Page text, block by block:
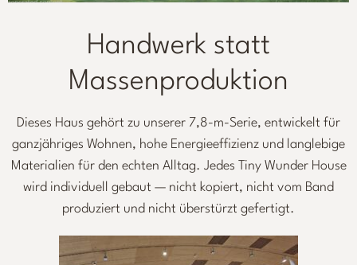
Handwerk statt
Massenproduktion
Dieses Haus gehört zu unserer 7,8-m-Serie, entwickelt für
ganzjähriges Wohnen, hohe Energieeffizienz und langlebige
Materialien für den echten Alltag. Jedes Tiny Wunder House
wird individuell gebaut — nicht kopiert, nicht vom Band
produziert und nicht überstürzt gefertigt.